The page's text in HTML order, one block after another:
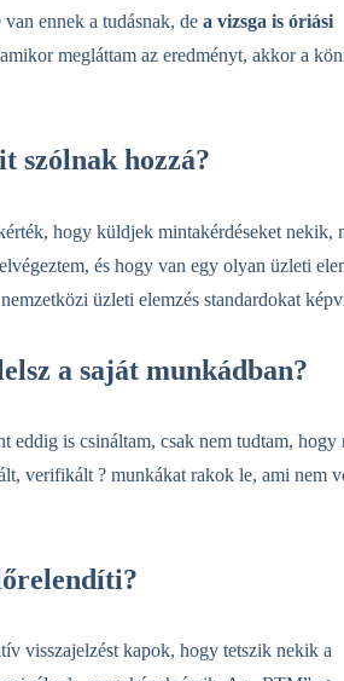
ennek a tudásnak, de a vizsga is óriási
megláttam az eredményt, akkor a
szólnak hozzá?
hogy küldjek mintakérdéseket nekik,
és hogy van egy olyan üzleti
üzleti elemzés standardokat
a saját munkádban?
is csináltam, csak nem tudtam, hogy
verifikált ? munkákat rakok le, ami nem
visszajelzést kapok, hogy tetszik nekik a